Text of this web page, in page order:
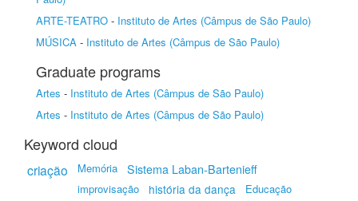
ARTE-TEATRO - Instituto de Artes (Câmpus de São Paulo)
MÚSICA - Instituto de Artes (Câmpus de São Paulo)
Graduate programs
Artes - Instituto de Artes (Câmpus de São Paulo)
Artes - Instituto de Artes (Câmpus de São Paulo)
Keyword cloud
criação Memória Sistema Laban-Bartenieff
improvisação história da dança Educação